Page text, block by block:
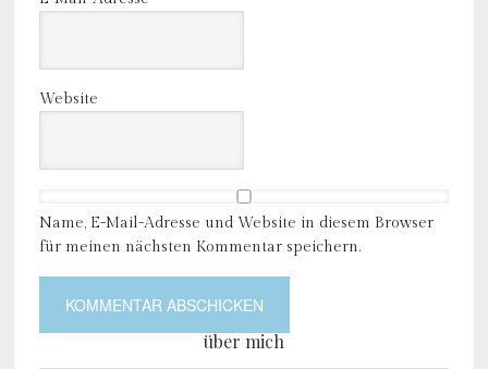
Website
Name, E-Mail-Adresse und Website in diesem Browser
für meinen nächsten Kommentar speichern.
über mich